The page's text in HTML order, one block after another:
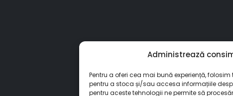
Administrează
Pentru a oferi cea mai bună experiență,
pentru a stoca și/sau accesa informațiile
pentru aceste tehnologii ne permite să